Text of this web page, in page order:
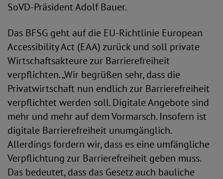
SoVD-Präsident Adolf Bauer.
Das BFSG geht auf die EU-Richtlinie European
Accessibility Act (EAA) zurück und soll private
Wirtschaftsakteure zur Barrierefreiheit
verpflichten. „Wir begrüßen sehr, dass die
Privatwirtschaft nun endlich zur Barrierefreiheit
verpflichtet werden soll. Digitale Angebote sind
mehr und mehr auf dem Vormarsch. Insofern ist
digitale Barrierefreiheit unumgänglich.
Allerdings fordern wir, dass es eine umfängliche
Verpflichtung zur Barrierefreiheit geben muss.
Das bedeutet, dass das Gesetz auch bauliche